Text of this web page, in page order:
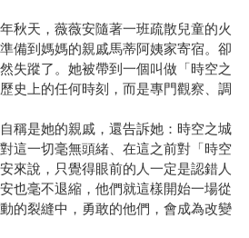
秋天，薇薇安隨著一班疏散兒童的火
備到媽媽的親戚馬蒂阿姨家寄宿。卻
失蹤了。她被帶到一個叫做「時空之
史上的任何時刻，而是專門觀察、調
稱是她的親戚，還告訴她：時空之城
這一切毫無頭緒、在這之前對「時空
來說，只覺得眼前的人一定是認錯人
也毫不退縮，他們就這樣開始一場從
的裂縫中，勇敢的他們，會成為改變